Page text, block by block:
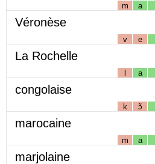
m a
Véronèse
v e
La Rochelle
l a
congolaise
k ɔ̃
marocaine
m a
marjolaine